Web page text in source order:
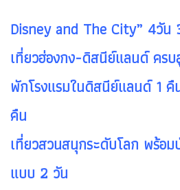
Disney and The City” 4วัน
เที่ยวฮ่องกง-ดิสนีย์แลนด์ คร
พักโรงแรมในดิสนีย์แลนด์ 1 คื
คืน
เที่ยวสวนสนุกระดับโลก พร้อม
แบบ 2 วัน